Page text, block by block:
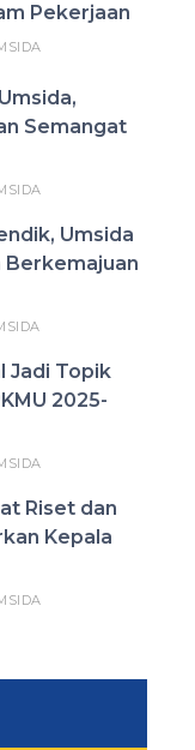
Pekerjaan
Semangat
Umsida
Berkemajuan
Jadi Topik
2025-
Riset dan
Kepala